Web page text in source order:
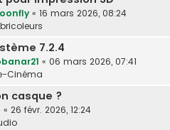
« 16 mars 2026, 08:24
7.2.4
« 06 mars 2026, 07:41
Cinéma
casque ?
« 26 févr. 2026, 12:24